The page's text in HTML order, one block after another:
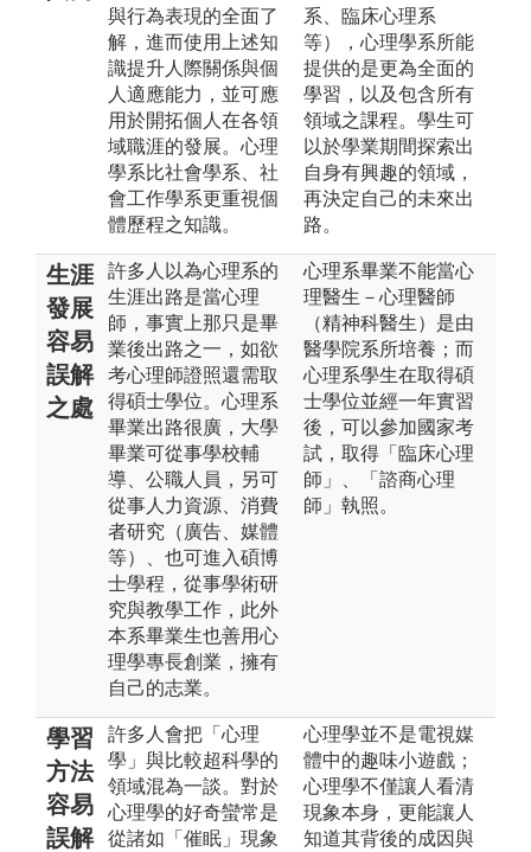
與行為表現的全面了
解，進而使用上述知
識提升人際關係與個
人適應能力，並可應
用於開拓個人在各領
域職涯的發展。心理
學系比社會學系、社
會工作學系更重視個
體歷程之知識。
系、臨床心理系
等），心理學系所能
提供的是更為全面的
學習，以及包含所有
領域之課程。學生可
以於學業期間探索出
自身有興趣的領域，
再決定自己的未來出
路。
生涯
發展
容易
誤解
之處
許多人以為心理系的
生涯出路是當心理
師，事實上那只是畢
業後出路之一，如欲
考心理師證照還需取
得碩士學位。心理系
畢業出路很廣，大學
畢業可從事學校輔
導、公職人員，另可
從事人力資源、消費
者研究（廣告、媒體
等）、也可進入碩博
士學程，從事學術研
究與教學工作，此外
本系畢業生也善用心
理學專長創業，擁有
自己的志業。
心理系畢業不能當心
理醫生－心理醫師
（精神科醫生）是由
醫學院系所培養；而
心理系學生在取得碩
士學位並經一年實習
後，可以參加國家考
試，取得「臨床心理
師」、「諮商心理
師」執照。
學習
方法
容易
誤解
許多人會把「心理
學」與比較超科學的
領域混為一談。對於
心理學的好奇蠻常是
從諸如「催眠」現象
心理學並不是電視媒
體中的趣味小遊戲；
心理學不僅讓人看清
現象本身，更能讓人
知道其背後的成因與